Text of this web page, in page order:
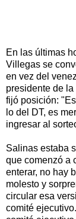
En las últimas
Villegas se
en vez del
presidente de
fijó posición:
lo del DT, es
ingresar al
Salinas estaba
que comenzó a
enterar, no hay
molesto y
circular esa
comité